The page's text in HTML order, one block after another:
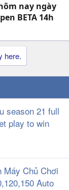
nay ngày
BETA 14h
here.
season 21 full
play to win
Chủ Chơi
Auto